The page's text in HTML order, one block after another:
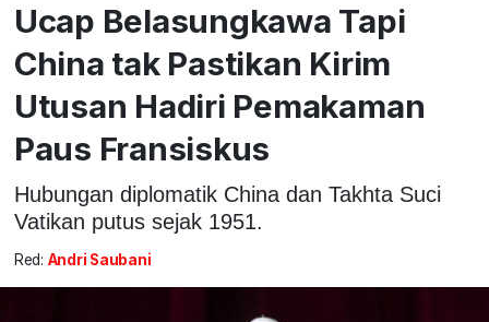
Ucap Belasungkawa Tapi
China tak Pastikan Kirim
Utusan Hadiri Pemakaman
Paus Fransiskus
Hubungan diplomatik China dan Takhta Suci
Vatikan putus sejak 1951.
Red: Andri Saubani